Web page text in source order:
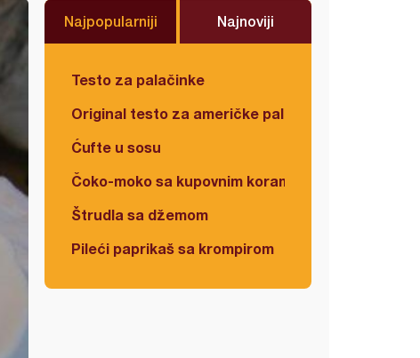
Najpopularniji Najnoviji
Testo za palačinke
Original testo za američke palačinke
Ćufte u sosu
Čoko-moko sa kupovnim korama
Štrudla sa džemom
Pileći paprikaš sa krompirom